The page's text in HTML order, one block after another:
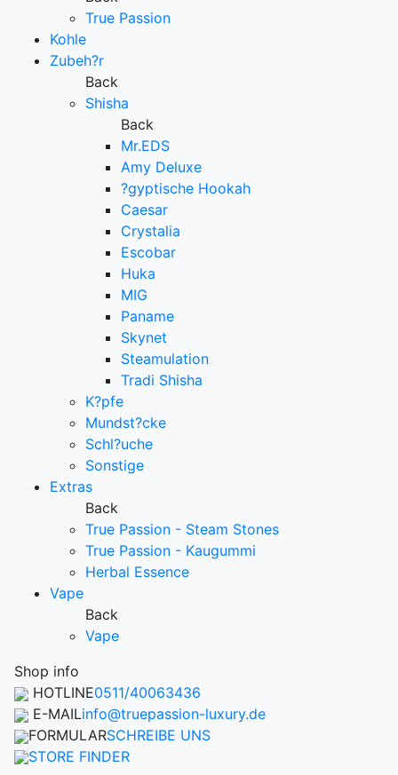
True Passion
Kohle
Zubeh?r
Back
Shisha
Back
Mr.EDS
Amy Deluxe
?gyptische Hookah
Caesar
Crystalia
Escobar
Huka
MIG
Paname
Skynet
Steamulation
Tradi Shisha
K?pfe
Mundst?cke
Schl?uche
Sonstige
Extras
Back
True Passion - Steam Stones
True Passion - Kaugummi
Herbal Essence
Vape
Back
Vape
Shop info
HOTLINE0511/40063436
E-MAILinfo@truepassion-luxury.de
FORMULARSCHREIBE UNS
STORE FINDER